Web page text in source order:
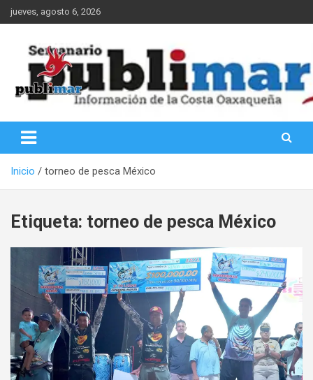
Saltar
al
jueves, agosto 6, 2026
PubliMar
Inicio torneo de pesca México
Etiqueta: torneo de pesca México